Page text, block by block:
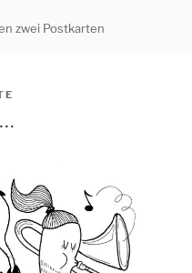
zwei Postkarten